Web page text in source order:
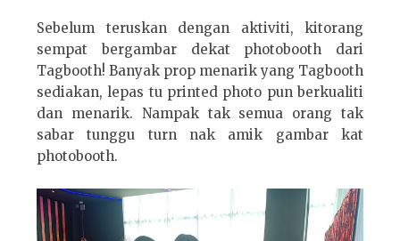
Sebelum teruskan dengan aktiviti, kitorang
sempat bergambar dekat photobooth dari
Tagbooth! Banyak prop menarik yang Tagbooth
sediakan, lepas tu printed photo pun berkualiti
dan menarik. Nampak tak semua orang tak
sabar tunggu turn nak amik gambar kat
photobooth.